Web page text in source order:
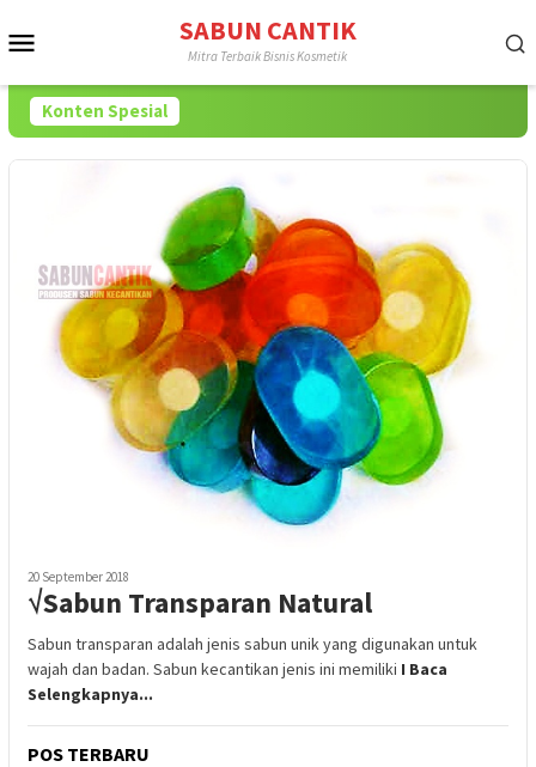
ke
SABUN CANTIK
Mitra Terbaik Bisnis Kosmetik
Konten Spesial
20 September 2018
√Sabun Transparan Natural
Sabun transparan adalah jenis sabun unik yang digunakan untuk
wajah dan badan. Sabun kecantikan jenis ini memiliki I Baca
Selengkapnya...
POS TERBARU